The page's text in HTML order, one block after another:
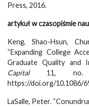
Press, 2016.
artykuł w czasopiśmie
Keng, Shao-Hsun,
“Expanding College
Graduate Quality and
Capital11, no. 1
https://doi.org/10.1086/
LaSalle, Peter.